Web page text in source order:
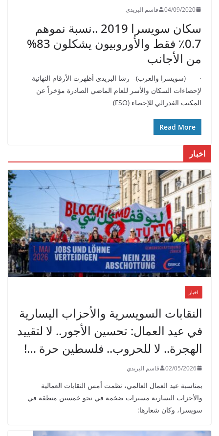
04/09/2020 قاسم البريدي
سكان سويسرا 2019 ..نسبة نموهم
0.7٪ فقط والأوروبيون يشكلون 83%
من الأجانب
· (سويسرا والعرب)- رشا البريدي أظهرت الأرقام النهائية
لإحصاءات السكان والأسر للعام الماضي الصادرة مؤخراً عن
المكتب الفدرالي للإحصاء (FSO)
Read More
اخبار
اخبار
النقابات السويسرية والأحزاب اليسارية
في عيد العمال: تحسين الأجور.. لا لتقييد
الهجرة.. لا للحروب.. فلسطين حرة …!
02/05/2026 قاسم البريدي
بمناسبة عيد العمال العالمي، نظمت أمس النقابات العمالية
والأحزاب اليسارية مسيرات ضخمة في نحو خمسين منطقة في
سويسرا، وكان شعارها: